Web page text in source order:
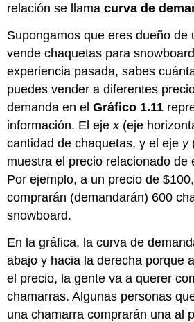
relación se llamacurva de
Supongamos que eres dueño de
vende chaquetas para
experiencia pasada, sabes
puedes vender a diferentes
demanda en elGráfico 1.11
información. El ejex(eje
cantidad de chaquetas, y el eje y
muestra el precio relacionado de
Por ejemplo, a un precio de
comprarán (demandarán) 600
snowboard.
En la gráfica, la curva de
abajo y hacia la derecha porque
el precio, la gente va a querer
chamarras. Algunas personas
una chamarra comprarán una al